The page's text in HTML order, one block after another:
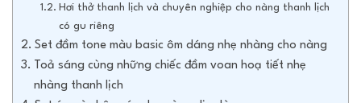
Hơi thở thanh lịch và chuyên nghiệp cho nàng thanh lịch
có gu riêng
Set đầm tone màu basic ôm dáng nhẹ nhàng cho nàng
Toả sáng cùng những chiếc đầm voan hoạ tiết nhẹ
nhàng thanh lịch